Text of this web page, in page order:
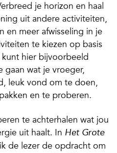
je horizon en haal
uit andere activiteiten,
en meer afwisseling in je
te kiezen op basis
hier bijvoorbeeld
gaan wat je vroeger,
leuk vond om te doen,
en te proberen.
te achterhalen wat jou
uit haalt. In Het Grote
de lezer de opdracht om